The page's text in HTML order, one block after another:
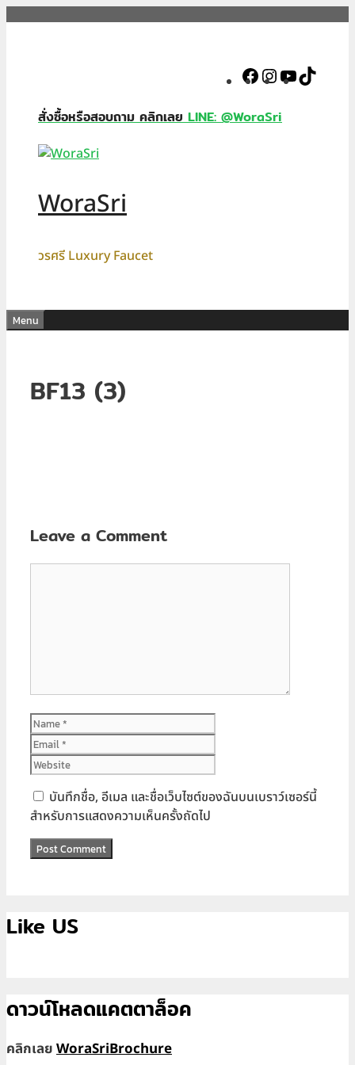
Facebook
Instagram
YouTube
สั่งซื้อหรือสอบถาม คลิกเลยLINE: @WoraSri
WoraSri
วรศรี Luxury Faucet
Menu
BF13 (3)
Leave a Comment
Name
บันทึกชื่อ, อีเมล และชื่อเว็บไซต์ของฉันบนเบราว์เซอร์นี้
สำหรับการแสดงความเห็นครั้งถัดไป
Like US
ดาวน์โหลดแคตตาล็อค
คลิกเลยWoraSriBrochure